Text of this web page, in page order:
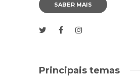
SABER MAIS
Principais temas